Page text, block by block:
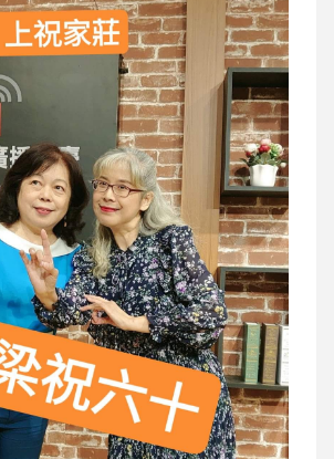
廣大巿場的挑戰,因為它是這一切的
舞台」,為初入音樂產業的人提供一
域上不斷精益求精。 小河岸同
,提供了許多獨立音樂人重新面對自
人是創造市場、
造浪潮的關鍵角色。」而這當中
不可的存在。 它紀錄了一個
發展的一個重要脈絡的觀...